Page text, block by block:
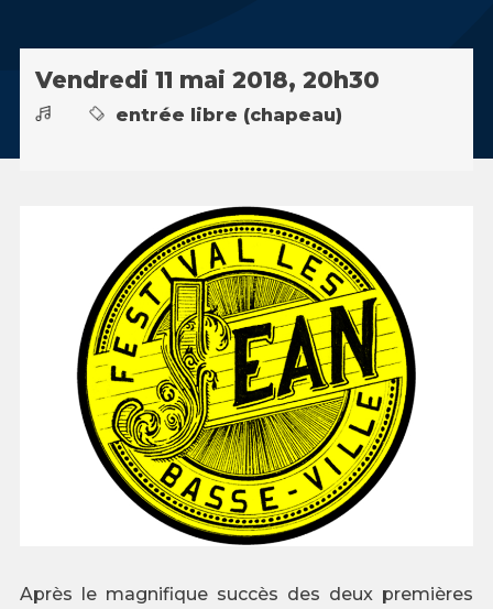
Vendredi 11 mai 2018, 20h30
entrée libre (chapeau)
Après le magnifique succès des deux premières